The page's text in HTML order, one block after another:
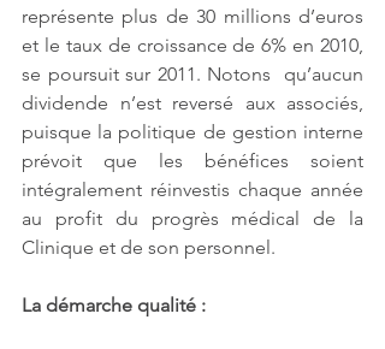
représente plus de 30 millions d’euros
et le taux de croissance de 6% en 2010,
se poursuit sur 2011. Notons  qu’aucun
dividende n’est reversé aux associés,
puisque la politique de gestion interne
prévoit que les bénéfices soient
intégralement réinvestis chaque année
au profit du progrès médical de la
Clinique et de son personnel.
La démarche qualité :